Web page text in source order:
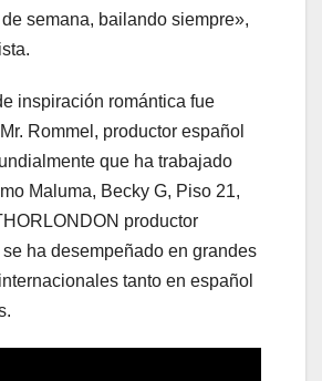
semana, bailando siempre»,
inspiración romántica fue
Rommel, productor español
que ha trabajado
Maluma, Becky G, Piso 21,
productor
ha desempeñado en grandes
tanto en español